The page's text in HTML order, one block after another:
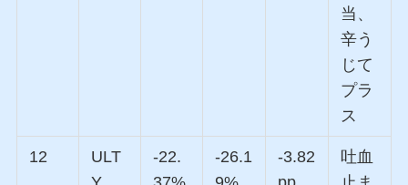
当、
辛う
じて
プラ
ス
12
ULT
-22.
-26.1
-3.82
吐血